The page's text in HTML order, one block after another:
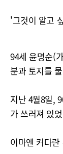
'그것이 알고
94세 윤명순(
분과 토지를
지난 4월8일,
가 쓰러져 있
이마엔 커다